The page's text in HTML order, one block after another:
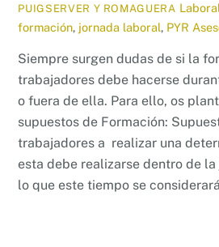
PUIGSERVER Y ROMAGUERA
formación, jornada laboral, PYR
Siempre surgen dudas de si la
trabajadores debe hacerse
o fuera de ella. Para ello, os
supuestos de Formación:
trabajadores a realizar una
esta debe realizarse dentro de
lo que este tiempo se